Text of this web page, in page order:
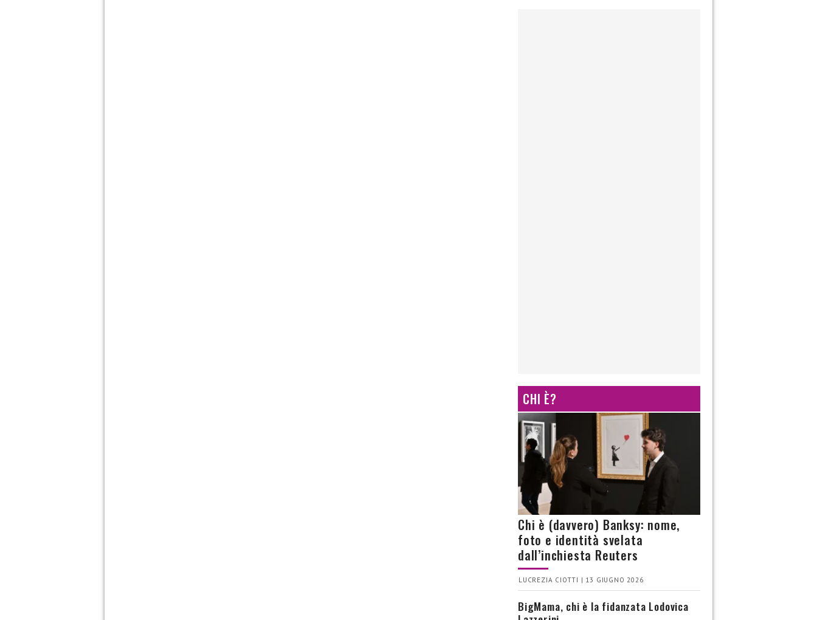
CHI È?
Chi è (davvero) Banksy: nome,
foto e identità svelata
dall’inchiesta Reuters
LUCREZIA CIOTTI | 13 GIUGNO 2026
BigMama, chi è la fidanzata Lodovica